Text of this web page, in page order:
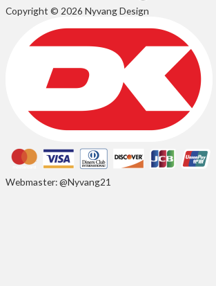
Copyright © 2026 Nyvang Design
Webmaster: @Nyvang21